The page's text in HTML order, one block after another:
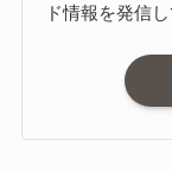
ド情報を発信し